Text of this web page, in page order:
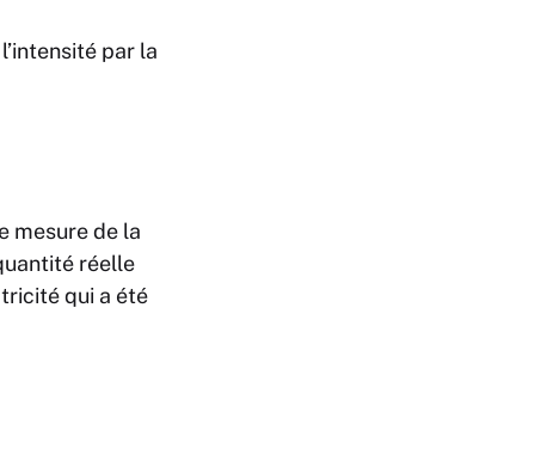
par la
mesure de la
réelle
qui a été